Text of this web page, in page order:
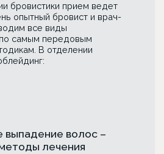
бровистики прием ведет
опытный бровист и врач-
все виды
самым передовым
В отделении
волос –
лечения